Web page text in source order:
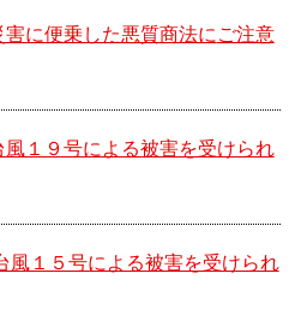
害に便乗した悪質商法に ご注意
風１９号による被害を受けられ
風１５号による被害を受けられ